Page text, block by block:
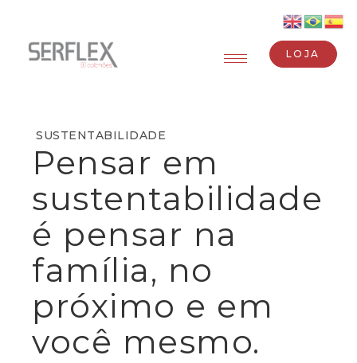
LOJA
SUSTENTABILIDADE
Pensar em
sustentabilidade
é pensar na
família, no
próximo e em
você mesmo.